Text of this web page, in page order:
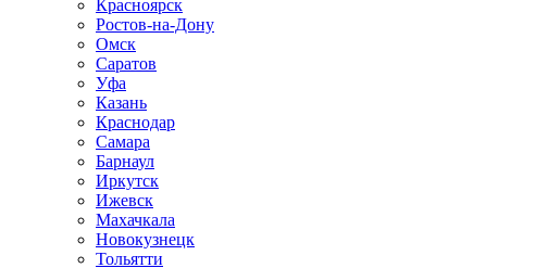
Красноярск
Ростов-на-Дону
Омск
Саратов
Уфа
Казань
Краснодар
Самара
Барнаул
Иркутск
Ижевск
Махачкала
Новокузнецк
Тольятти